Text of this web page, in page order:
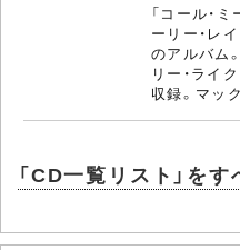
「コール・
ーリー・レ
のアルバム
リー・ライ
収録。マッ
「CD一覧リスト」を